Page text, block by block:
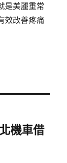
是美麗重常
效改善疼痛
機車借